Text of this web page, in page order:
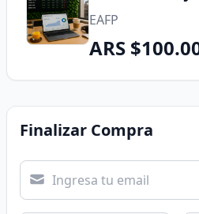
EAFP
ARS
Finalizar Compra